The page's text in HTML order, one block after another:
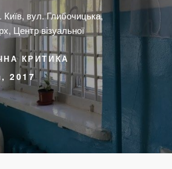
вул. Глибочицька,
Центр візуальної
КРИТИКА
2017